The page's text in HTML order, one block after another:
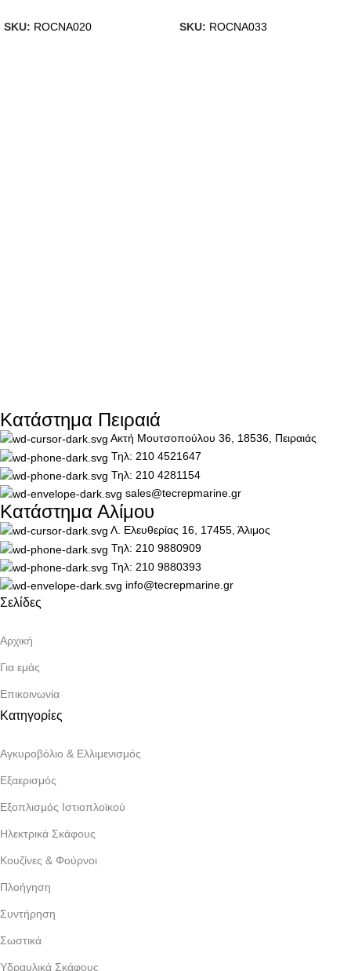
SKU: ROCNA020 SKU: ROCNA033
Κατάστημα Πειραιά
Ακτή Μουτσοπούλου 36, 18536, Πειραιάς
Τηλ: 210 4521647
Τηλ: 210 4281154
sales@tecrepmarine.gr
Κατάστημα Αλίμου
Λ. Ελευθερίας 16, 17455, Άλιμος
Τηλ: 210 9880909
Τηλ: 210 9880393
info@tecrepmarine.gr
Σελίδες
Αρχική
Για εμάς
Επικοινωνία
Κατηγορίες
Αγκυροβόλιο & Ελλιμενισμός
Εξαερισμός
Εξοπλισμός Ιστιοπλοϊκού
Ηλεκτρικά Σκάφους
Κουζίνες & Φούρνοι
Πλοήγηση
Συντήρηση
Σωστικά
Υδραυλικά Σκάφους